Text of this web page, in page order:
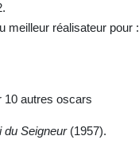
meilleur réalisateur pour :
autres oscars
du Seigneur(1957).